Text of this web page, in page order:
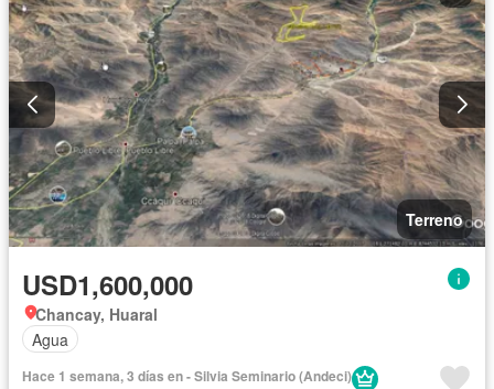
Terreno
USD1,600,000
Chancay, Huaral
Agua
Hace 1 semana, 3 días en - Silvia Seminario (Andeci)